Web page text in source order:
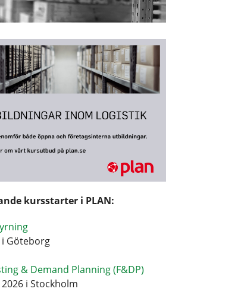
kursstarter i PLAN:
i Göteborg
& Demand Planning (F&DP)
i Stockholm